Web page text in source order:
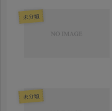
未分類
未分類